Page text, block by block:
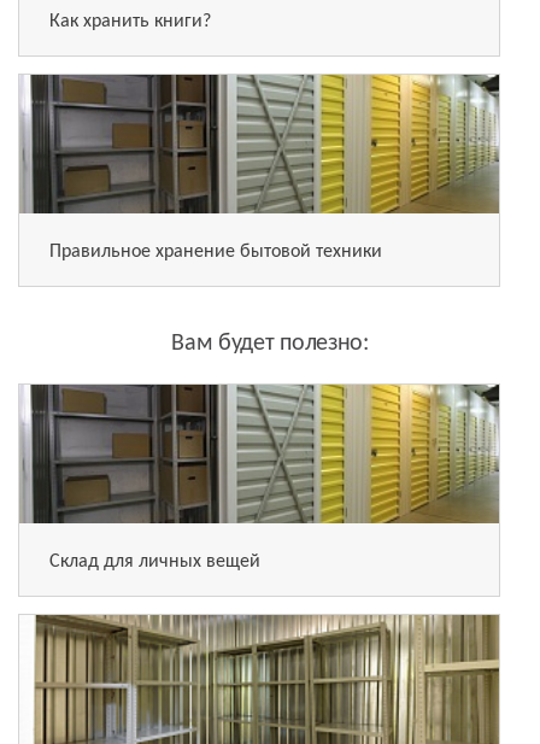
Как хранить книги?
Правильное хранение бытовой техники
Вам будет полезно:
Склад для личных вещей